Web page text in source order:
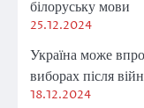
білоруську мови
25.12.2024
Україна може
виборах після
18.12.2024